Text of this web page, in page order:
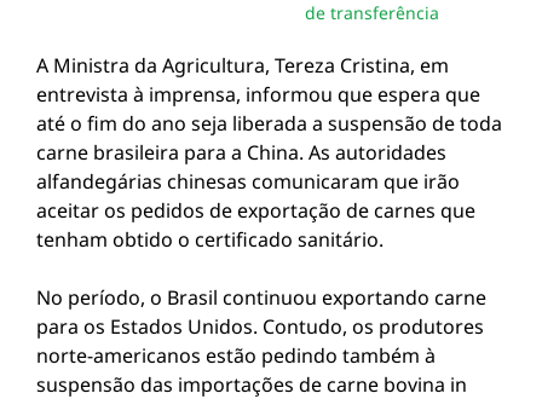
de transferência
A Ministra da Agricultura, Tereza Cristina, em
entrevista à imprensa, informou que espera que
até o fim do ano seja liberada a suspensão de toda
carne brasileira para a China. As autoridades
alfandegárias chinesas comunicaram que irão
aceitar os pedidos de exportação de carnes que
tenham obtido o certificado sanitário.
No período, o Brasil continuou exportando carne
para os Estados Unidos. Contudo, os produtores
norte-americanos estão pedindo também à
suspensão das importações de carne bovina in